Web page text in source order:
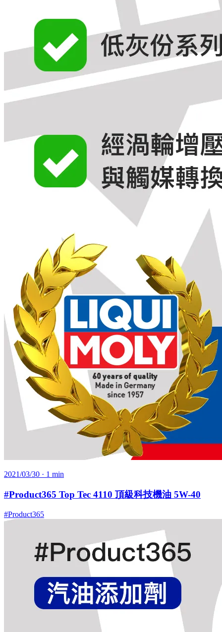
2021/03/30 · 1 min
#Product365 Top Tec 4110 頂級科技機油 5W-40
#Product365